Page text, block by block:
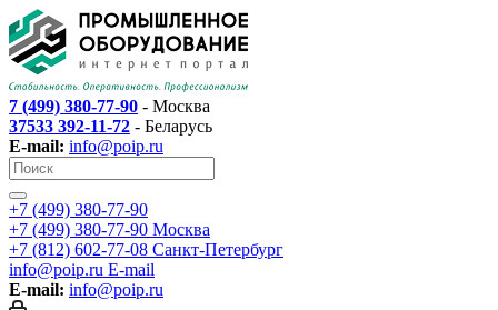
7 (499) 380-77-90 - Москва
37533 392-11-72 - Беларусь
E-mail: info@poip.ru
+7 (499) 380-77-90
+7 (499) 380-77-90 Москва
+7 (812) 602-77-08 Санкт-Петербург
info@poip.ru E-mail
E-mail: info@poip.ru